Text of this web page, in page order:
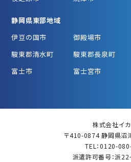
静岡県東部地域
伊豆の国市
御殿場市
駿東郡清水町
駿東郡長泉町
富士市
富士宮市
株式会社イカ
〒410-0874 静岡県沼
TEL：0120-
派遣許可番号：派